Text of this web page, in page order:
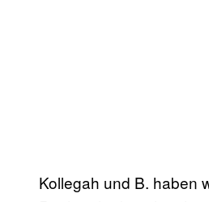
Kollegah und B. haben